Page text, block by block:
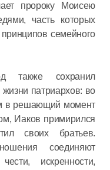
пророку Моисею
часть которых
семейного
также сохранил
патриархов: во
в решающий момент
Иаков примирился
своих братьев.
соединяют
искренности,